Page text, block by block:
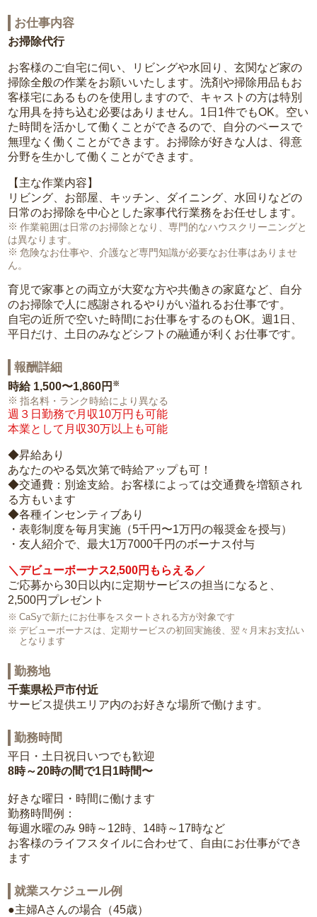
お仕事内容
お掃除代行
お客様のご自宅に伺い、リビングや水回り、玄関など家の
掃除全般の作業をお願いいたします。洗剤や掃除用品もお
客様宅にあるものを使用しますので、キャストの方は特別
な用具を持ち込む必要はありません。1日1件でもOK。空い
た時間を活かして働くことができるので、自分のペースで
無理なく働くことができます。お掃除が好きな人は、得意
分野を生かして働くことができます。
【主な作業内容】
リビング、お部屋、キッチン、ダイニング、水回りなどの
日常のお掃除を中心とした家事代行業務をお任せします。
作業範囲は日常のお掃除となり、専門的なハウスクリーニングと
は異なります。
危険なお仕事や、介護など専門知識が必要なお仕事はありませ
ん。
育児で家事との両立が大変な方や共働きの家庭など、自分
のお掃除で人に感謝されるやりがい溢れるお仕事です。
自宅の近所で空いた時間にお仕事をするのもOK。週1日、
平日だけ、土日のみなどシフトの融通が利くお仕事です。
報酬詳細
時給 1,500〜1,860円 ※
指名料・ランク時給により異なる
週３日勤務で月収10万円も可能
本業として月収30万以上も可能
◆昇給あり
あなたのやる気次第で時給アップも可！
◆交通費：別途支給。お客様によっては交通費を増額され
る方もいます
◆各種インセンティブあり
・表彰制度を毎月実施（5千円〜1万円の報奨金を授与）
・友人紹介で、最大1万7000千円のボーナス付与
＼デビューボーナス2,500円もらえる／
ご応募から30日以内に定期サービスの担当になると、
2,500円プレゼント
CaSyで新たにお仕事をスタートされる方が対象です
デビューボーナスは、定期サービスの初回実施後、翌々月末お支払い
となります
勤務地
千葉県松戸市付近
サービス提供エリア内のお好きな場所で働けます。
勤務時間
平日・土日祝日いつでも歓迎
8時～20時の間で1日1時間〜
好きな曜日・時間に働けます
勤務時間例：
毎週水曜のみ 9時～12時、14時～17時など
お客様のライフスタイルに合わせて、自由にお仕事ができ
ます
就業スケジュール例
●主婦Aさんの場合（45歳）